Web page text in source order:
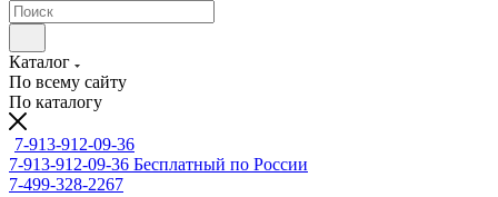
Каталог
По всему сайту
По каталогу
7-913-912-09-36
7-913-912-09-36 Бесплатный по России
7-499-328-2267